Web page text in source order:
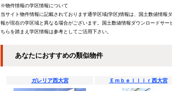
※物件情報の学区情報について
当サイト物件情報に記載されております通学区域(学区)情報は、国土数値情
報が現在の学区域と異なる場合がございます。国土数値情報ダウンロードサ
ちらを踏まえ学区情報は参考としてご活用下さい。
あなたにおすすめの類似物件
ガレリア西大宮 Ｅｍｂｅｌｌｉｒ西大宮